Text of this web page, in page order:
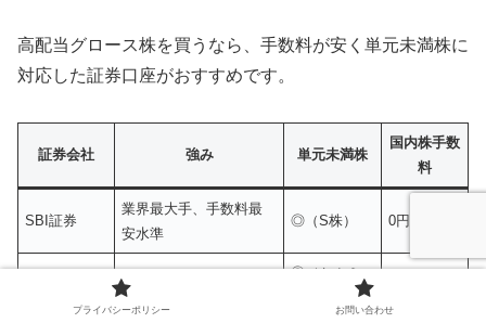
高配当グロース株を買うなら、手数料が安く単元未満株に
対応した証券口座がおすすめです。
証券会社 強み 単元未満株
国内株手数
料
SBI証券
業界最大手、手数料最
安水準
◎（S株） 0円
楽天ポイント連携
◎（かぶミ
プライバシーポリシー お問い合わせ